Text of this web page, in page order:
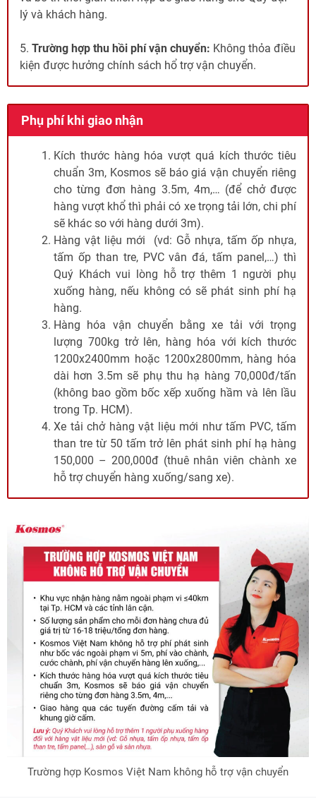
lý và khách hàng.
5. Trường hợp thu hồi phí vận chuyển: Không thỏa điều
kiện được hưởng chính sách hổ trợ vận chuyển.
Phụ phí khi giao nhận
Kích thước hàng hóa vượt quá kích thước tiêu
chuẩn 3m, Kosmos sẽ báo giá vận chuyển riêng
cho từng đơn hàng 3.5m, 4m,… (để chở được
hàng vượt khổ thì phải có xe trọng tải lớn, chi phí
sẽ khác so với hàng dưới 3m).
Hàng vật liệu mới (vd: Gỗ nhựa, tấm ốp nhựa,
tấm ốp than tre, PVC vân đá, tấm panel,…) thì
Quý Khách vui lòng hỗ trợ thêm 1 người phụ
xuống hàng, nếu không có sẽ phát sinh phí hạ
hàng.
Hàng hóa vận chuyển bằng xe tải với trọng
lượng 700kg trở lên, hàng hóa với kích thước
1200x2400mm hoặc 1200x2800mm, hàng hóa
dài hơn 3.5m sẽ phụ thu hạ hàng 70,000đ/tấn
(không bao gồm bốc xếp xuống hầm và lên lầu
trong Tp. HCM).
Xe tải chở hàng vật liệu mới như tấm PVC, tấm
than tre từ 50 tấm trở lên phát sinh phí hạ hàng
150,000 – 200,000đ (thuê nhân viên chành xe
hỗ trợ chuyển hàng xuống/sang xe).
Trường hợp Kosmos Việt Nam không hỗ trợ vận chuyển